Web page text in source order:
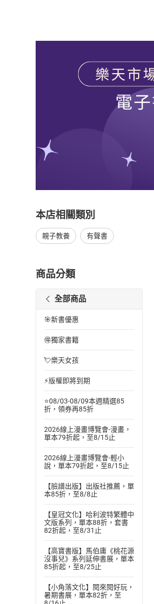
本店相關類別
親子教養 有聲書
商品分類
全部商品
🎯新書優惠
🉐獨家書籍
💘樂天女孩
⚡版權即將到期
⭐08/03-08/09本週精選85
折，領券再85折
2026線上漫畫博覽會-漫畫，
單本79折起，至8/15止
2026線上漫畫博覽會-輕小
說，單本79折起，至8/15止
【臉譜出版】出版社推薦，單
本85折，至8/8止
【皇冠文化】哈利波特繁體中
文版系列，單本88折，套書
82折起，至8/31止
【高寶書版】馬伯庸《桃花源
沒事兒》系列延伸書展，單本
85折起，至8/25止
【小角落文化】閱來閱好玩，
暑期書展，單本82折，至